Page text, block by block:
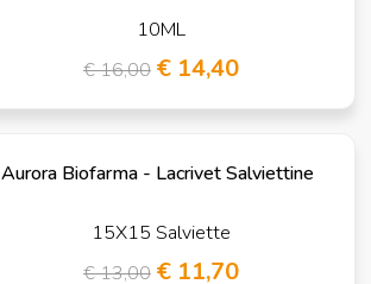
10ML
€ 16,00 € 14,40
Aurora Biofarma - Lacrivet Salviettine
15X15 Salviette
€ 13,00 € 11,70